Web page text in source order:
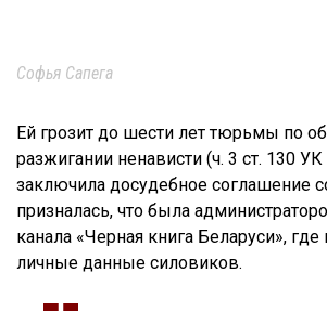
Софья Сапега
Ей грозит до шести лет тюрьмы по
разжигании ненависти (ч. 3 ст. 130
заключила досудебное соглашение
призналась, что была
канала «Черная книга Беларуси»,
личные данные силовиков.